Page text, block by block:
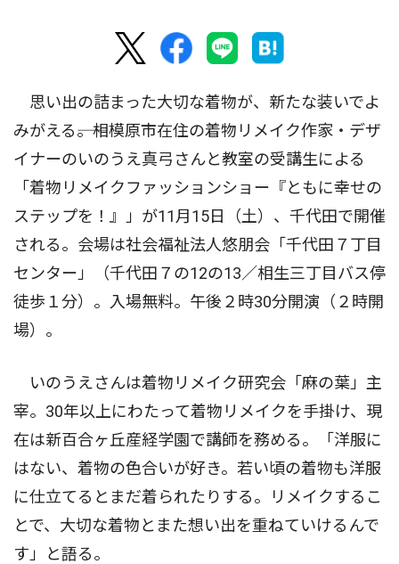
思い出の詰まった大切な着物が、新たな装いでよ
みがえる――。相模原市在住の着物リメイク作家・デザ
イナーのいのうえ真弓さんと教室の受講生による
「着物リメイクファッションショー『ともに幸せの
ステップを！』」が11月15日（土）、千代田で開催
される。会場は社会福祉法人悠朋会「千代田７丁目
センター」（千代田７の12の13／相生三丁目バス停
徒歩１分）。入場無料。午後２時30分開演（２時開
場）。
いのうえさんは着物リメイク研究会「麻の葉」主
宰。30年以上にわたって着物リメイクを手掛け、現
在は新百合ヶ丘産経学園で講師を務める。「洋服に
はない、着物の色合いが好き。若い頃の着物も洋服
に仕立てるとまだ着られたりする。リメイクするこ
とで、大切な着物とまた想い出を重ねていけるんで
す」と語る。